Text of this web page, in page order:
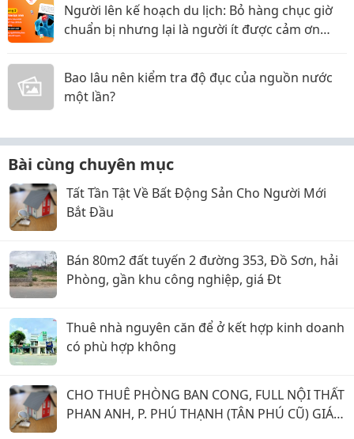
Người lên kế hoạch du lịch: Bỏ hàng chục giờ
chuẩn bị nhưng lại là người ít được cảm ơn
Bao lâu nên kiểm tra độ đục của nguồn nước
một lần?
Bài cùng chuyên mục
Tất Tần Tật Về Bất Động Sản Cho Người Mới
Bắt Đầu
Bán 80m2 đất tuyến 2 đường 353, Đồ Sơn, hải
Phòng, gần khu công nghiệp, giá Đt
Thuê nhà nguyên căn để ở kết hợp kinh doanh
có phù hợp không
CHO THUÊ PHÒNG BAN CONG, FULL NỘI THẤT
PHAN ANH, P. PHÚ THẠNH (TÂN PHÚ CŨ) GIÁ 5